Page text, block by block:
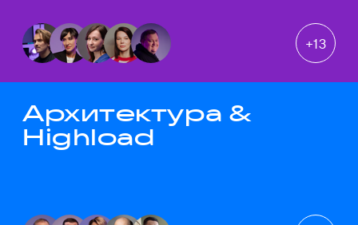
+13
Архитектура &
Highload